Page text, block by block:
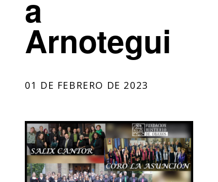
a
Arnotegui
01 DE FEBRERO DE 2023